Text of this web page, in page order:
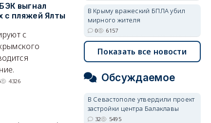
выгнал
с пляжей Ялты
с
4326
Губернатор Севастополя
рассказал о перспективах
электроснабжения города
Энергетики, подчеркнул он,
делают практически
07/08/2026 10:13 4344
В Крыму вражеский БПЛА убил
мирного жителя
0 6157
Показать все новости
Обсуждаемое
В Севастополе утвердили проект
застройки центра Балаклавы
32 5495